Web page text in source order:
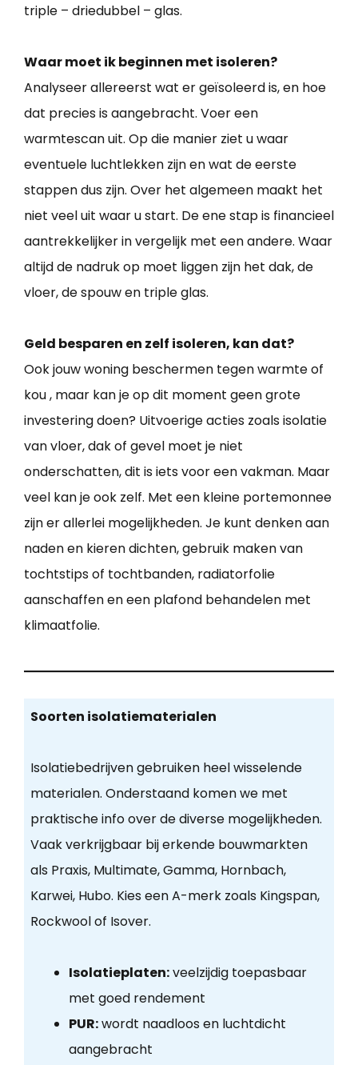
triple – driedubbel – glas.
Waar moet ik beginnen met isoleren?
Analyseer allereerst wat er geïsoleerd is, en hoe
dat precies is aangebracht. Voer een
warmtescan uit. Op die manier ziet u waar
eventuele luchtlekken zijn en wat de eerste
stappen dus zijn. Over het algemeen maakt het
niet veel uit waar u start. De ene stap is financieel
aantrekkelijker in vergelijk met een andere. Waar
altijd de nadruk op moet liggen zijn het dak, de
vloer, de spouw en triple glas.
Geld besparen en zelf isoleren, kan dat?
Ook jouw woning beschermen tegen warmte of
kou , maar kan je op dit moment geen grote
investering doen? Uitvoerige acties zoals isolatie
van vloer, dak of gevel moet je niet
onderschatten, dit is iets voor een vakman. Maar
veel kan je ook zelf. Met een kleine portemonnee
zijn er allerlei mogelijkheden. Je kunt denken aan
naden en kieren dichten, gebruik maken van
tochtstips of tochtbanden, radiatorfolie
aanschaffen en een plafond behandelen met
klimaatfolie.
Soorten isolatiematerialen
Isolatiebedrijven gebruiken heel wisselende
materialen. Onderstaand komen we met
praktische info over de diverse mogelijkheden.
Vaak verkrijgbaar bij erkende bouwmarkten
als Praxis, Multimate, Gamma, Hornbach,
Karwei, Hubo. Kies een A-merk zoals Kingspan,
Rockwool of Isover.
Isolatieplaten:veelzijdig toepasbaar
met goed rendement
PUR:wordt naadloos en luchtdicht
aangebracht